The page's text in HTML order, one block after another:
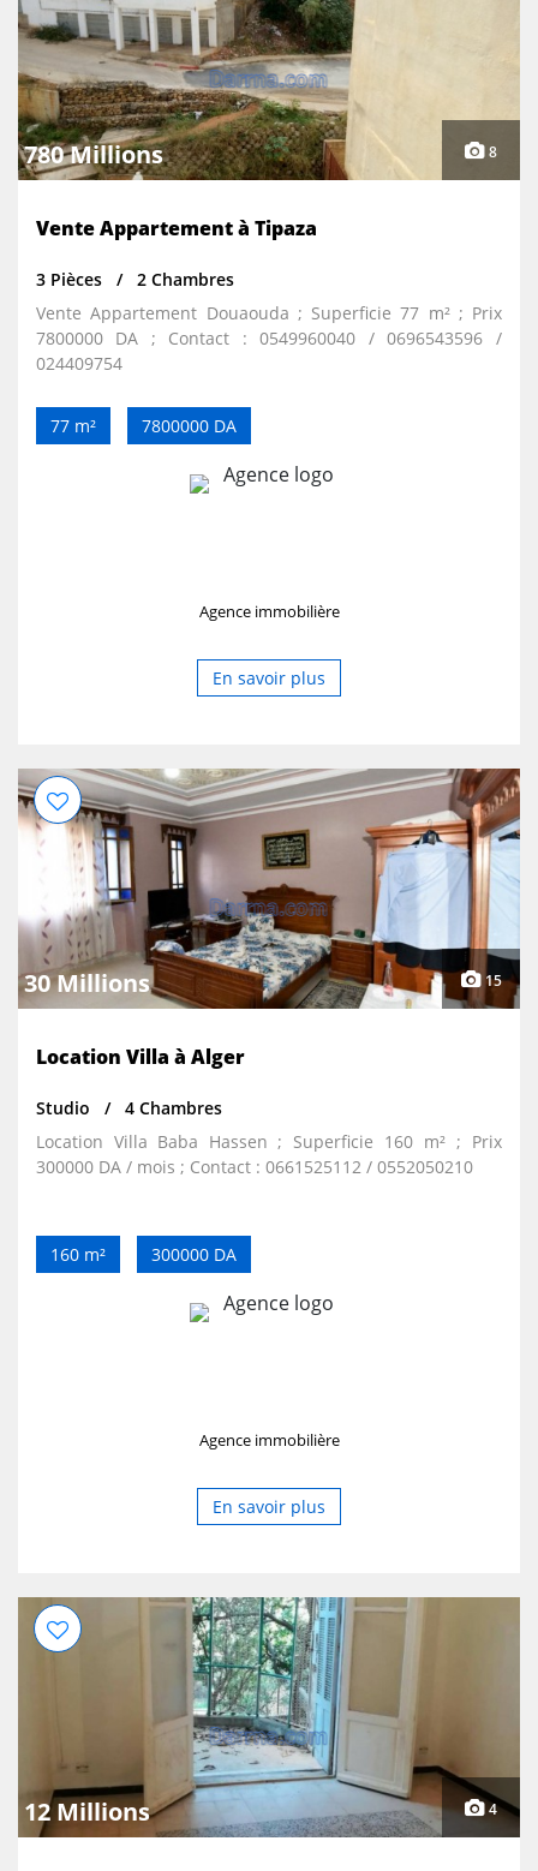
780 Millions 8
Vente Appartement à Tipaza
3 Pièces
2 Chambres
Vente Appartement Douaouda ; Superficie 77 m² ; Prix
7800000 DA ; Contact : 0549960040 / 0696543596 /
024409754
77 m² 7800000 DA
Agence immobilière
En savoir plus
30 Millions 15
Location Villa à Alger
Studio
4 Chambres
Location Villa Baba Hassen ; Superficie 160 m² ; Prix
300000 DA / mois ; Contact : 0661525112 / 0552050210
160 m² 300000 DA
Agence immobilière
En savoir plus
12 Millions 4